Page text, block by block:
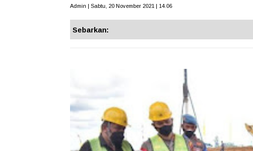
Admin | Sabtu, 20 November 2021 | 14.06
Sebarkan: